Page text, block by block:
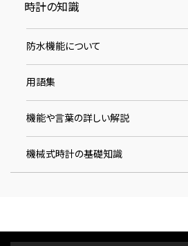
時計の知識
防水機能について
用語集
機能や言葉の詳しい解説
機械式時計の基礎知識